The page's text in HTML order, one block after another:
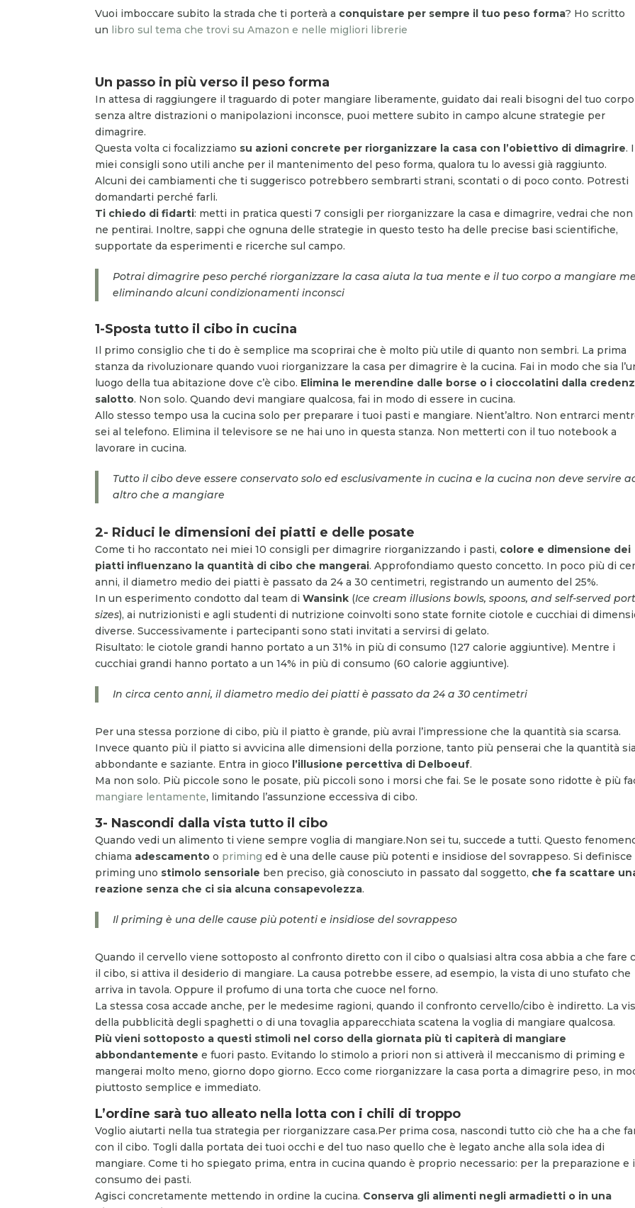
Vuoi imboccare subito la strada che ti porterà a conquistare per sempre il tuo peso forma? Ho scritto
un libro sul tema che trovi su Amazon e nelle migliori librerie
Un passo in più verso il peso forma
In attesa di raggiungere il traguardo di poter mangiare liberamente, guidato dai reali bisogni del tuo corpo
senza altre distrazioni o manipolazioni inconsce, puoi mettere subito in campo alcune strategie per
dimagrire.
Questa volta ci focalizziamo su azioni concrete per riorganizzare la casa con l’obiettivo di dimagrire. I
miei consigli sono utili anche per il mantenimento del peso forma, qualora tu lo avessi già raggiunto.
Alcuni dei cambiamenti che ti suggerisco potrebbero sembrarti strani, scontati o di poco conto. Potresti
domandarti perché farli.
Ti chiedo di fidarti: metti in pratica questi 7 consigli per riorganizzare la casa e dimagrire, vedrai che non
ne pentirai. Inoltre, sappi che ognuna delle strategie in questo testo ha delle precise basi scientifiche,
supportate da esperimenti e ricerche sul campo.
Potrai dimagrire peso perché riorganizzare la casa aiuta la tua mente e il tuo corpo a mangiare
eliminando alcuni condizionamenti inconsci
1-Sposta tutto il cibo in cucina
Il primo consiglio che ti do è semplice ma scoprirai che è molto più utile di quanto non sembri. La prima
stanza da rivoluzionare quando vuoi riorganizzare la casa per dimagrire è la cucina. Fai in modo che sia
luogo della tua abitazione dove c’è cibo. Elimina le merendine dalle borse o i cioccolatini dalla
salotto. Non solo. Quando devi mangiare qualcosa, fai in modo di essere in cucina.
Allo stesso tempo usa la cucina solo per preparare i tuoi pasti e mangiare. Nient’altro. Non entrarci
sei al telefono. Elimina il televisore se ne hai uno in questa stanza. Non metterti con il tuo notebook a
lavorare in cucina.
Tutto il cibo deve essere conservato solo ed esclusivamente in cucina e la cucina non deve servire
altro che a mangiare
2- Riduci le dimensioni dei piatti e delle posate
Come ti ho raccontato nei miei 10 consigli per dimagrire riorganizzando i pasti, colore e dimensione dei
piatti influenzano la quantità di cibo che mangerai. Approfondiamo questo concetto. In poco più di
anni, il diametro medio dei piatti è passato da 24 a 30 centimetri, registrando un aumento del 25%.
In un esperimento condotto dal team diWansink (Ice cream illusions bowls, spoons, and self-served
sizes), ai nutrizionisti e agli studenti di nutrizione coinvolti sono state fornite ciotole e cucchiai di
diverse. Successivamente i partecipanti sono stati invitati a servirsi di gelato.
Risultato: le ciotole grandi hanno portato a un 31% in più di consumo (127 calorie aggiuntive). Mentre i
cucchiai grandi hanno portato a un 14% in più di consumo (60 calorie aggiuntive).
In circa cento anni, il diametro medio dei piatti è passato da 24 a 30 centimetri
Per una stessa porzione di cibo, più il piatto è grande, più avrai l’impressione che la quantità sia scarsa.
Invece quanto più il piatto si avvicina alle dimensioni della porzione, tanto più penserai che la quantità sia
abbondante e saziante. Entra in gioco l’illusione percettiva di Delboeuf.
Ma non solo. Più piccole sono le posate, più piccoli sono i morsi che fai. Se le posate sono ridotte è più
mangiare lentamente, limitando l’assunzione eccessiva di cibo.
3- Nascondi dalla vista tutto il cibo
Quando vedi un alimento ti viene sempre voglia di mangiare.Non sei tu, succede a tutti. Questo
chiama adescamentoo priminged è una delle cause più potenti e insidiose del sovrappeso. Si definisce
priming uno stimolo sensoriale ben preciso, già conosciuto in passato dal soggetto, che fa scattare
reazione senza che ci sia alcuna consapevolezza.
Il priming è una delle cause più potenti e insidiose del sovrappeso
Quando il cervello viene sottoposto al confronto diretto con il cibo o qualsiasi altra cosa abbia a che fare
il cibo, si attiva il desiderio di mangiare. La causa potrebbe essere, ad esempio, la vista di uno stufato che
arriva in tavola. Oppure il profumo di una torta che cuoce nel forno.
La stessa cosa accade anche, per le medesime ragioni, quando il confronto cervello/cibo è indiretto. La
della pubblicità degli spaghetti o di una tovaglia apparecchiata scatena la voglia di mangiare qualcosa.
Più vieni sottoposto a questi stimoli nel corso della giornata più ti capiterà di mangiare
abbondantementee fuori pasto. Evitando lo stimolo a priori non si attiverà il meccanismo di priming e
mangerai molto meno, giorno dopo giorno. Ecco come riorganizzare la casa porta a dimagrire peso, in
piuttosto semplice e immediato.
L’ordine sarà tuo alleato nella lotta con i chili di troppo
Voglio aiutarti nella tua strategia per riorganizzare casa.Per prima cosa, nascondi tutto ciò che ha a che
con il cibo. Togli dalla portata dei tuoi occhi e del tuo naso quello che è legato anche alla sola idea di
mangiare. Come ti ho spiegato prima, entra in cucina quando è proprio necessario: per la preparazione e
consumo dei pasti.
Agisci concretamente mettendo in ordine la cucina. Conserva gli alimenti negli armadietti o in una